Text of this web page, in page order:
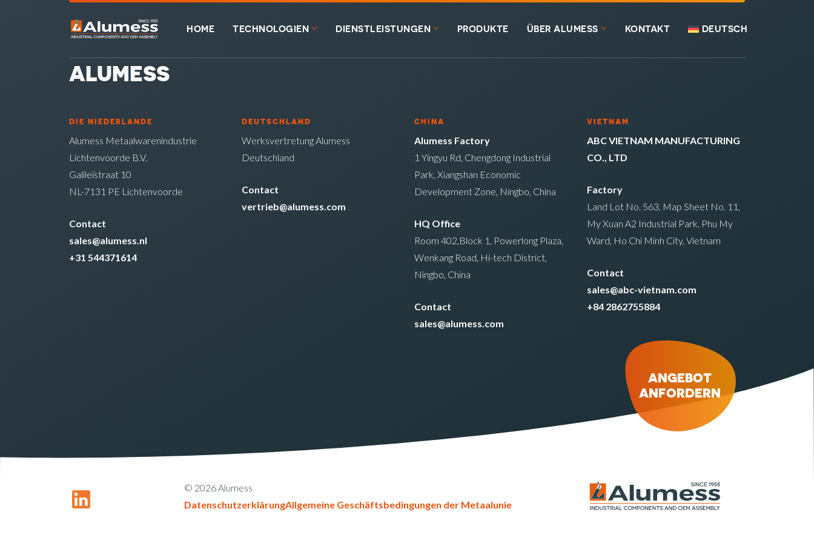
HOME TECHNOLOGIEN DIENSTLEISTUNGEN PRODUKTE ÜBER ALUMESS KONTAKT DEUTSCH
ALUMESS
DIE NIEDERLANDE
Alumess Metaalwarenindustrie
Lichtenvoorde B.V.
Galileïstraat 10
NL-7131 PE Lichtenvoorde
Contact
sales@alumess.nl
+31 544371614
DEUTSCHLAND
Werksvertretung Alumess
Deutschland
Contact
vertrieb@alumess.com
CHINA
Alumess Factory
1 Yingyu Rd, Chengdong Industrial
Park, Xiangshan Economic
Development Zone, Ningbo, China
HQ Office
Room 402,Block 1, Powerlong Plaza,
Wenkang Road, Hi-tech District,
Ningbo, China
Contact
sales@alumess.com
VIETNAM
ABC VIETNAM MANUFACTURING
CO., LTD
Factory
Land Lot No. 563, Map Sheet No. 11,
My Xuan A2 Industrial Park, Phu My
Ward, Ho Chi Minh City, Vietnam
Contact
sales@abc-vietnam.com
+84 2862755884
ANGEBOT
ANFORDERN
© 2026 Alumess
DatenschutzerklärungAllgemeine Geschäftsbedingungen der Metaalunie